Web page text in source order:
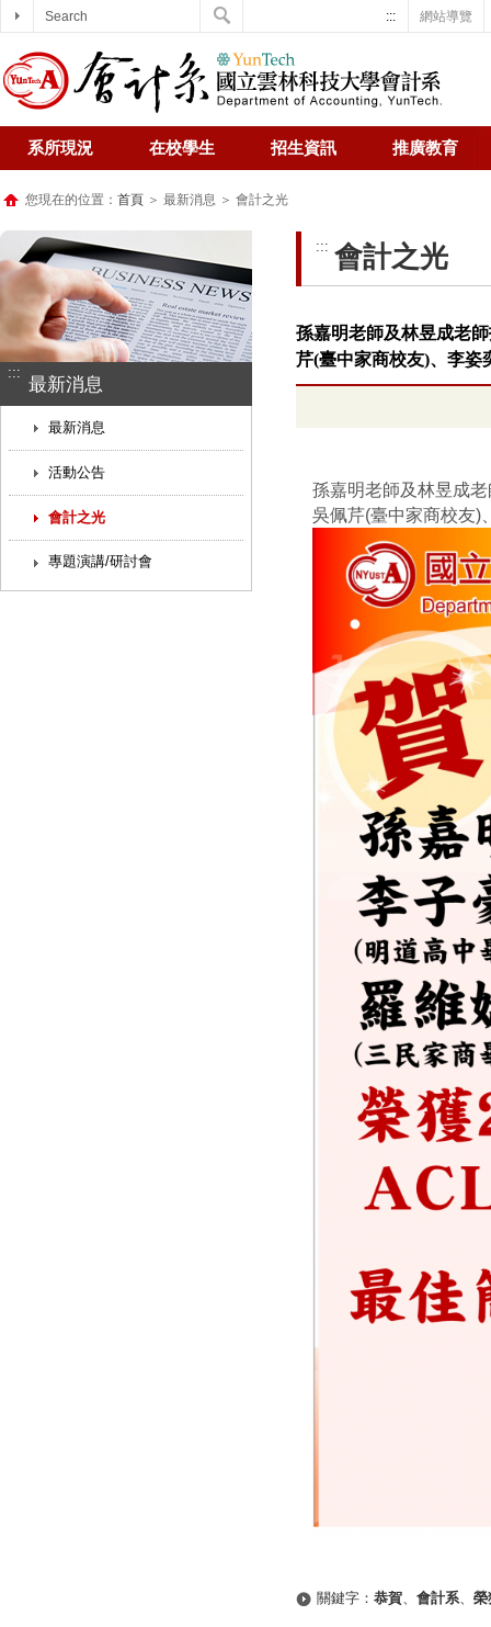
網站導覽
:::
系所現況 在校學生 招生資訊 推廣教育
您現在的位置： 首頁 ＞ 最新消息 ＞ 會計之光
:::
最新消息
最新消息
活動公告
會計之光
專題演講/研討會
::: 會計之光
孫嘉明老師及林昱成老
芹(臺中家商校友)、李姿
孫嘉明老師及林昱成
吳佩芹(臺中家商校友)
關鍵字： 恭賀、 會計系、 榮
Search